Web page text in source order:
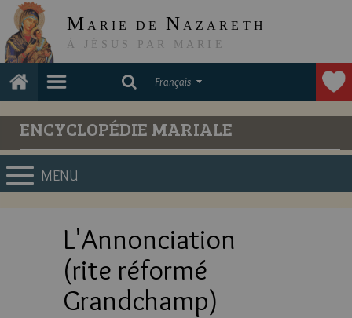
M ARIE DE N AZARETH
À JÉSUS PAR MARIE
Français
ENCYCLOPÉDIE MARIALE
MENU
L'Annonciation
(rite réformé
Grandchamp)